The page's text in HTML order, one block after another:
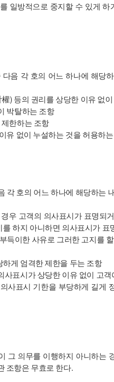
일방적으로 중지할 수 있게 하
음 각 호의 어느 하나에 해당
) 등의 권리를 상당한 이유 없
박탈하는 조항
한하는 조항
유 없이 누설하는 것을 허용하
각 호의 어느 하나에 해당하는
우 고객의 의사표시가 표명되
하지 아니하면 의사표시가
득이한 사유로 그러한 고지를
게 엄격한 제한을 두는 조항
표시가 상당한 이유 없이 고
사표시 기한을 부당하게 길게
그 의무를 이행하지 아니하는
조항은 무효로 한다.